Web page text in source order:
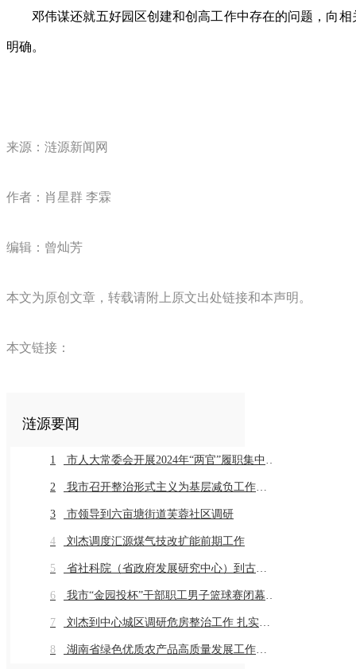
邓伟谋还就五好园区创建和创高工作中存在的问题，向
明确。
来源：涟源新闻网
作者：肖星群 李霖
编辑：曾灿芳
本文为原创文章，转载请附上原文出处链接和本声明。
本文链接：
涟源要闻
1 市人大常委会开展2024年“两官”履职集中评议
2 我市召开整治形式主义为基层减负工作推进会暨业务培训会议
3 市领导到六亩塘街道芙蓉社区调研
4 刘杰调度汇源煤气技改扩能前期工作
5 省社科院（省政府发展研究中心）到古仙界村调研乡村振兴工作
6 我市“金园投杯”干部职工男子篮球赛闭幕 市直组高新金园代表队 乡镇组桥头河镇代表队获得冠军
7 刘杰到中心城区调研危房整治工作 扎实推进危房整治工作 切实保障群众住房安全
8 湖南省绿色优质农产品高质量发展工作推进会在我市召开